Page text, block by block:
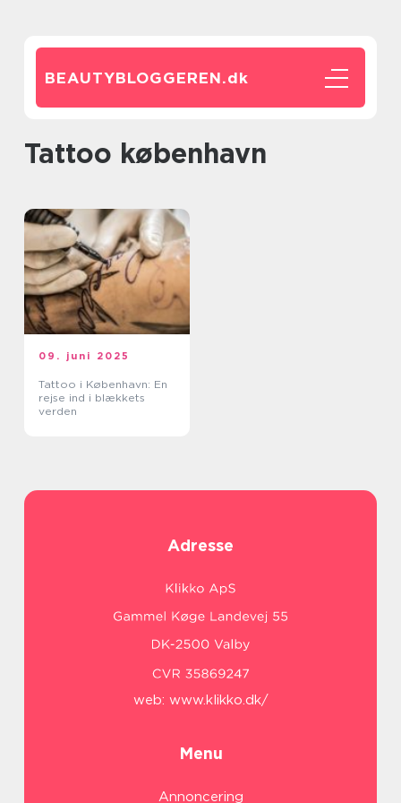
BEAUTYBLOGGEREN.dk
Tattoo københavn
09. juni 2025
Tattoo i København: En
rejse ind i blækkets
verden
Adresse
web: www.klikko.dk/
Menu
Annoncering